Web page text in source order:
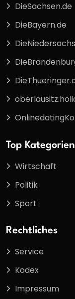
DieSachsen.de
DieBayern.de
Top Kategorien
Wirtschaft
Politik
Sport
Rechtliches
Service
Kodex
Impressum